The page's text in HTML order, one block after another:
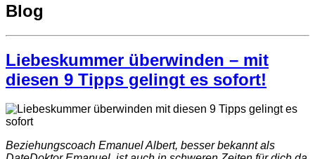
Blog
Liebeskummer überwinden – mit
diesen 9 Tipps gelingt es sofort!
Beziehungscoach Emanuel Albert, besser bekannt als